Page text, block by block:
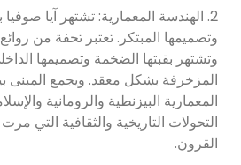
2. الهندسة المعمارية: تشتهر آيا
وتصميمها المبتكر. تعتبر تحفة من
وتشتهر بقبتها الضخمة وتصميمها
المزخرفة بشكل معقد. ويجمع المبنى
المعمارية البيزنطية والرومانية
التحولات التاريخية والثقافية التي
القرون.